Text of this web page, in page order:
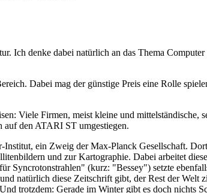
Ich denke dabei natürlich an das Thema
Dabei mag der günstige Preis eine Rolle
Viele Firmen, meist kleine und
auf den ATARI ST umgestiegen.
ein Zweig der Max-Planck Gesellschaft.
und zur Kartographie. Dabei arbeitet
(kurz: "Bessey") setzte
natürlich diese Zeitschrift gibt, der Rest der
trotzdem: Gerade im Winter gibt es doch nichts